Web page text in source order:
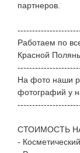
партнеров.
Работаем по
Красной
На фото наши
фотографий у
СТОИМОСТЬ
-